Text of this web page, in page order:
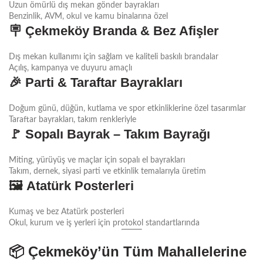
Uzun ömürlü dış mekan gönder bayrakları
Benzinlik, AVM, okul ve kamu binalarına özel
🪧 Çekmeköy Branda & Bez Afişler
Dış mekan kullanımı için sağlam ve kaliteli baskılı brandalar
Açılış, kampanya ve duyuru amaçlı
🎉 Parti & Taraftar Bayrakları
Doğum günü, düğün, kutlama ve spor etkinliklerine özel tasarımlar
Taraftar bayrakları, takım renkleriyle
🚩 Sopalı Bayrak – Takım Bayrağı
Miting, yürüyüş ve maçlar için sopalı el bayrakları
Takım, dernek, siyasi parti ve etkinlik temalarıyla üretim
🖼️ Atatürk Posterleri
Kumaş ve bez Atatürk posterleri
Okul, kurum ve iş yerleri için protokol standartlarında
📦 Çekmeköy’ün Tüm Mahallelerine